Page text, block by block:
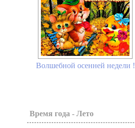
Волшебной осенней недели !
Время года - Лето